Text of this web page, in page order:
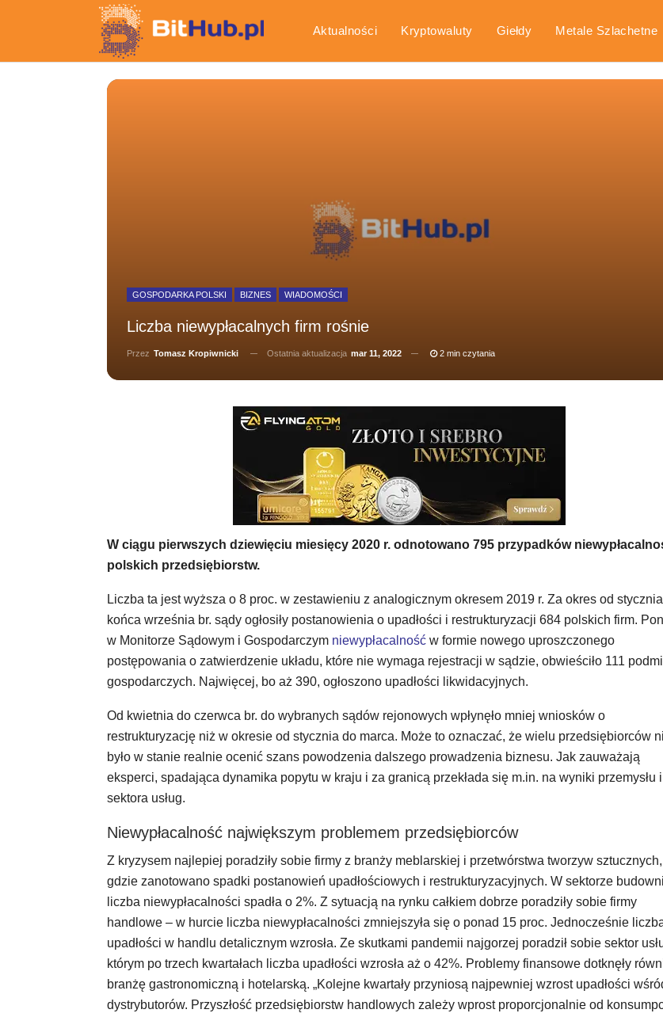
Aktualności Kryptowaluty Giełdy Metale Szlachetne
GOSPODARKA POLSKI BIZNES WIADOMOŚCI
Liczba niewypłacalnych firm rośnie
Przez Tomasz Kropiwnicki Ostatnia aktualizacja mar 11, 2022 2 min czytania
W ciągu pierwszych dziewięciu miesięcy 2020 r. odnotowano 795 przypadków
polskich przedsiębiorstw.
Liczba ta jest wyższa o 8 proc. w zestawieniu z analogicznym okresem 2019 r. Za okres od
końca września br. sądy ogłosiły postanowienia o upadłości i restrukturyzacji 684 polskich firm.
w Monitorze Sądowym i Gospodarczym niewypłacalnośćw formie nowego uproszczonego
postępowania o zatwierdzenie układu, które nie wymaga rejestracji w sądzie, obwieściło 111
gospodarczych. Najwięcej, bo aż 390, ogłoszono upadłości likwidacyjnych.
Od kwietnia do czerwca br. do wybranych sądów rejonowych wpłynęło mniej wniosków o
restrukturyzację niż w okresie od stycznia do marca. Może to oznaczać, że wielu przedsiębiorców
było w stanie realnie ocenić szans powodzenia dalszego prowadzenia biznesu. Jak zauważają
eksperci, spadająca dynamika popytu w kraju i za granicą przekłada się m.in. na wyniki przemysłu i
sektora usług.
Niewypłacalność największym problemem przedsiębiorców
Z kryzysem najlepiej poradziły sobie firmy z branży meblarskiej i przetwórstwa tworzyw sztucznych,
gdzie zanotowano spadki postanowień upadłościowych i restrukturyzacyjnych. W sektorze
liczba niewypłacalności spadła o 2%. Z sytuacją na rynku całkiem dobrze poradziły sobie firmy
handlowe – w hurcie liczba niewypłacalności zmniejszyła się o ponad 15 proc. Jednocześnie
upadłości w handlu detalicznym wzrosła. Ze skutkami pandemii najgorzej poradził sobie sektor
którym po trzech kwartałach liczba upadłości wzrosła aż o 42%. Problemy finansowe dotknęły
branżę gastronomiczną i hotelarską. „Kolejne kwartały przyniosą najpewniej wzrost upadłości
dystrybutorów. Przyszłość przedsiębiorstw handlowych zależy wprost proporcjonalnie od